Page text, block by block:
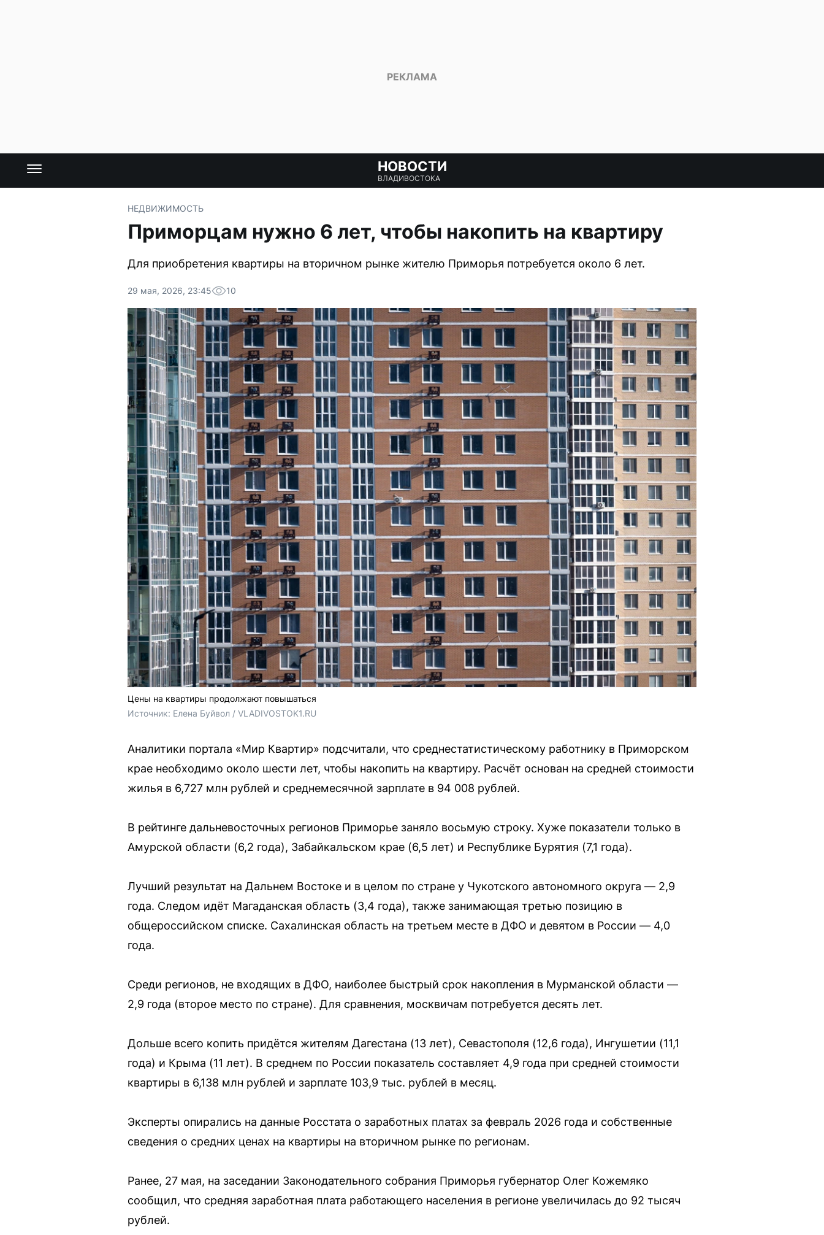
НОВОСТИ
ВЛАДИВОСТОКА
НЕДВИЖИМОСТЬ
Приморцам нужно 6 лет, чтобы накопить на квартиру
Для приобретения квартиры на вторичном рынке жителю Приморья потребуется около 6 лет.
29 мая, 2026, 23:45 10
Цены на квартиры продолжают повышаться
Источник: Елена Буйвол / VLADIVOSTOK1.RU
Аналитики портала «Мир Квартир» подсчитали, что среднестатистическому работнику в Приморском
крае необходимо около шести лет, чтобы накопить на квартиру. Расчёт основан на средней стоимости
жилья в 6,727 млн рублей и среднемесячной зарплате в 94 008 рублей.
В рейтинге дальневосточных регионов Приморье заняло восьмую строку. Хуже показатели только в
Амурской области (6,2 года), Забайкальском крае (6,5 лет) и Республике Бурятия (7,1 года).
Лучший результат на Дальнем Востоке и в целом по стране у Чукотского автономного округа — 2,9
года. Следом идёт Магаданская область (3,4 года), также занимающая третью позицию в
общероссийском списке. Сахалинская область на третьем месте в ДФО и девятом в России — 4,0
года.
Среди регионов, не входящих в ДФО, наиболее быстрый срок накопления в Мурманской области —
2,9 года (второе место по стране). Для сравнения, москвичам потребуется десять лет.
Дольше всего копить придётся жителям Дагестана (13 лет), Севастополя (12,6 года), Ингушетии (11,1
года) и Крыма (11 лет). В среднем по России показатель составляет 4,9 года при средней стоимости
квартиры в 6,138 млн рублей и зарплате 103,9 тыс. рублей в месяц.
Эксперты опирались на данные Росстата о заработных платах за февраль 2026 года и собственные
сведения о средних ценах на квартиры на вторичном рынке по регионам.
Ранее, 27 мая, на заседании Законодательного собрания Приморья губернатор Олег Кожемяко
сообщил, что средняя заработная плата работающего населения в регионе увеличилась до 92 тысяч
рублей.